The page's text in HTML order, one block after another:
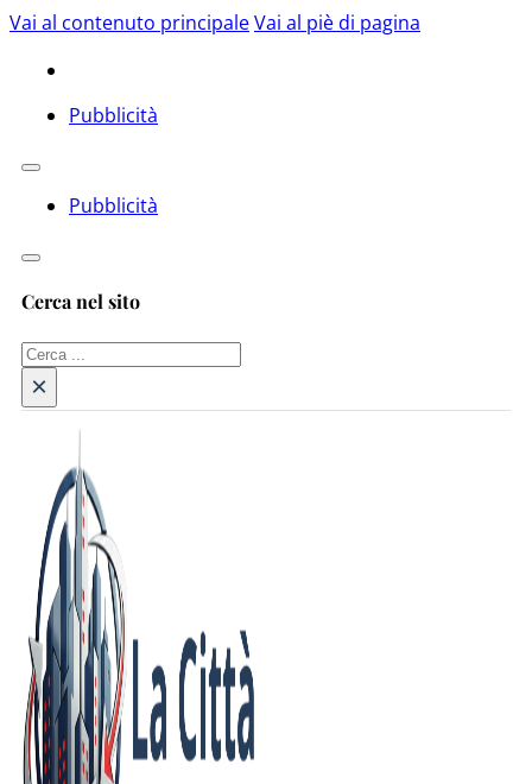
Vai al contenuto principaleVai al piè di pagina
Pubblicità
Pubblicità
Cerca nel sito
Cerca
×